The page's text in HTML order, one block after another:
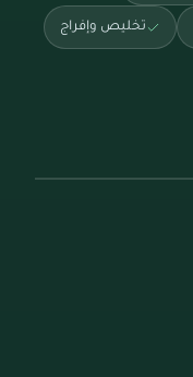
تخليص وإفراج